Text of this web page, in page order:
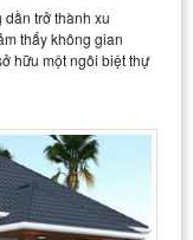
trở thành xu
thấy không gian
hữu một ngôi biệt thự